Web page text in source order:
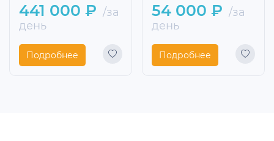
441 000 ₽ /за
день
Подробнее
54 000 ₽ /за
день
Подробнее